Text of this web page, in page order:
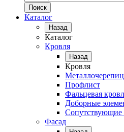
Каталог
Назад
Каталог
Кровля
Назад
Кровля
Профлист
Фальцевая
Доборные
Сопутствующие
Фасад